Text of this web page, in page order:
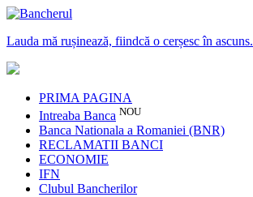
Lauda mă rușinează, fiindcă o cerșesc în ascuns.
PRIMA PAGINA
Intreaba Banca NOU
Banca Nationala a Romaniei (BNR)
RECLAMATII BANCI
ECONOMIE
IFN
Clubul Bancherilor